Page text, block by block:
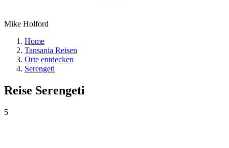
Mike Holford
Home
Tansania Reisen
Orte entdecken
Serengeti
Reise Serengeti
5